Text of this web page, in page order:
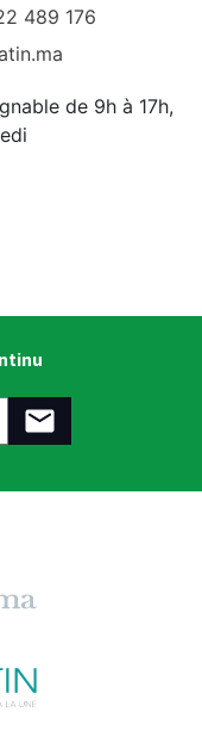
489 176
de 9h à 17h,